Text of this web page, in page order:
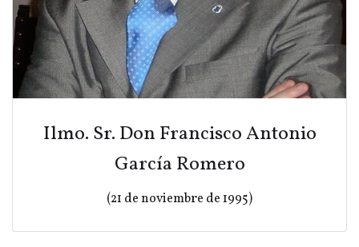
Ilmo. Sr. Don Francisco Antonio
García Romero
(21 de noviembre de 1995)